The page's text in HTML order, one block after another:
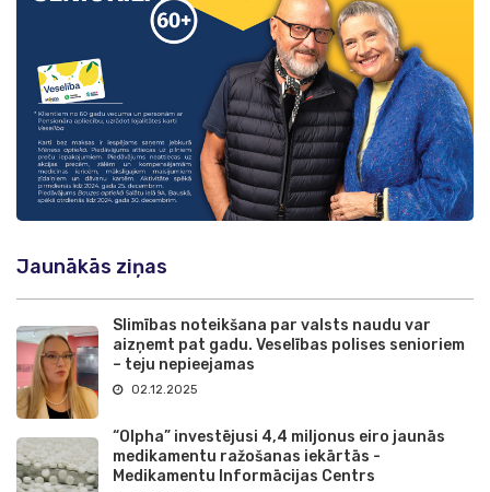
Jaunākās ziņas
Slimības noteikšana par valsts naudu var
aizņemt pat gadu. Veselības polises senioriem
– teju nepieejamas
02.12.2025
“Olpha” investējusi 4,4 miljonus eiro jaunās
medikamentu ražošanas iekārtās -
Medikamentu Informācijas Centrs